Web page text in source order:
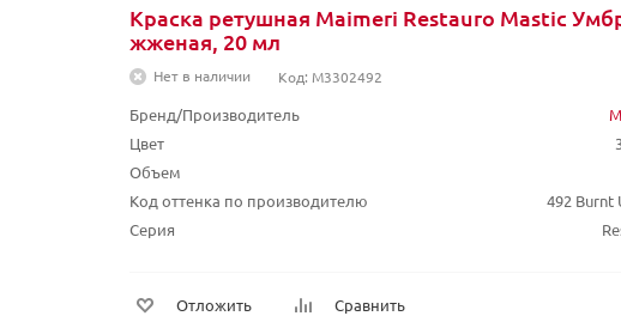
Краска ретушная Maimeri Restauro Mastic
жженая, 20 мл
Нет в наличии Код: M3302492
Бренд/Производитель
Цвет
Объем
Код оттенка по производителю
492 Burnt
Серия
Отложить Сравнить